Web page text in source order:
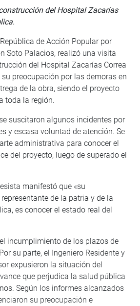
del Hospital Zacarías
de Acción Popular por
Soto Palacios, realizó una visita
del Hospital Zacarías Correa
preocupación por las demoras en
de la obra, siendo el proyecto
toda la región.
suscitaron algunos incidentes por
y escasa voluntad de atención. Se
administrativa para conocer el
del proyecto, luego de superado el
manifestó que «su
de la patria y de la
es conocer el estado real del
incumplimiento de los plazos de
su parte, el Ingeniero Residente y
expusieron la situación del
que perjudica la salud pública
Según los informes alcanzados
su preocupación e